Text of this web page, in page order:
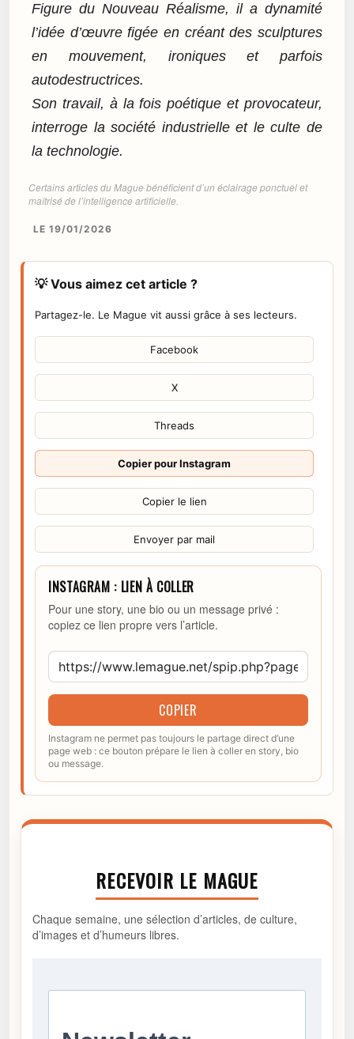
Figure du Nouveau Réalisme, il a dynamité
l’idée d’œuvre figée en créant des sculptures
en mouvement, ironiques et parfois
autodestructrices.
Son travail, à la fois poétique et provocateur,
interroge la société industrielle et le culte de
la technologie.
Certains articles du Mague bénéficient d’un éclairage ponctuel et
maîtrisé de l’intelligence artificielle.
LE 19/01/2026
💡 Vous aimez cet article ?
Partagez-le. Le Mague vit aussi grâce à ses lecteurs.
Facebook
X
Threads
Copier pour Instagram
Copier le lien
Envoyer par mail
INSTAGRAM : LIEN À COLLER
Pour une story, une bio ou un message privé :
copiez ce lien propre vers l’article.
COPIER
Instagram ne permet pas toujours le partage direct d’une
page web : ce bouton prépare le lien à coller en story, bio
ou message.
RECEVOIR LE MAGUE
Chaque semaine, une sélection d’articles, de culture,
d’images et d’humeurs libres.